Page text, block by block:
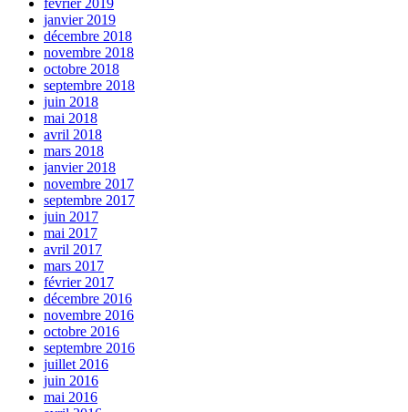
février 2019
janvier 2019
décembre 2018
novembre 2018
octobre 2018
septembre 2018
juin 2018
mai 2018
avril 2018
mars 2018
janvier 2018
novembre 2017
septembre 2017
juin 2017
mai 2017
avril 2017
mars 2017
février 2017
décembre 2016
novembre 2016
octobre 2016
septembre 2016
juillet 2016
juin 2016
mai 2016